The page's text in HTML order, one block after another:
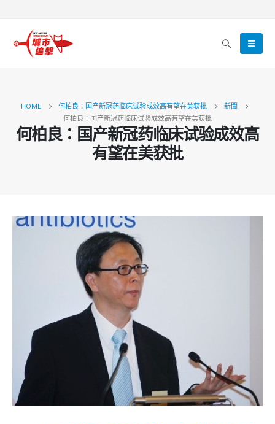
HOME 何柏良：国产新冠药临床试验成效高有望在美获批
新聞
何柏良：国产新冠药临床试验成效高有望在美获批
何柏良：国产新冠药临床试验成效高
有望在美获批